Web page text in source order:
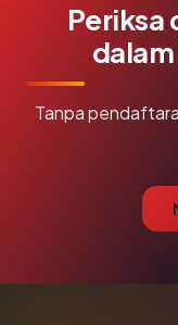
Periksa
Tanpa